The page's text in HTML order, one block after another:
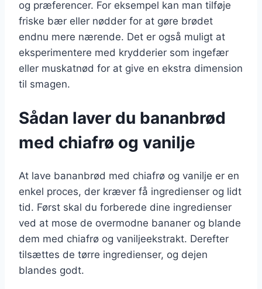
og præferencer. For eksempel kan man tilføje
friske bær eller nødder for at gøre brødet
endnu mere nærende. Det er også muligt at
eksperimentere med krydderier som ingefær
eller muskatnød for at give en ekstra dimension
til smagen.
Sådan laver du bananbrød
med chiafrø og vanilje
At lave bananbrød med chiafrø og vanilje er en
enkel proces, der kræver få ingredienser og lidt
tid. Først skal du forberede dine ingredienser
ved at mose de overmodne bananer og blande
dem med chiafrø og vaniljeekstrakt. Derefter
tilsættes de tørre ingredienser, og dejen
blandes godt.